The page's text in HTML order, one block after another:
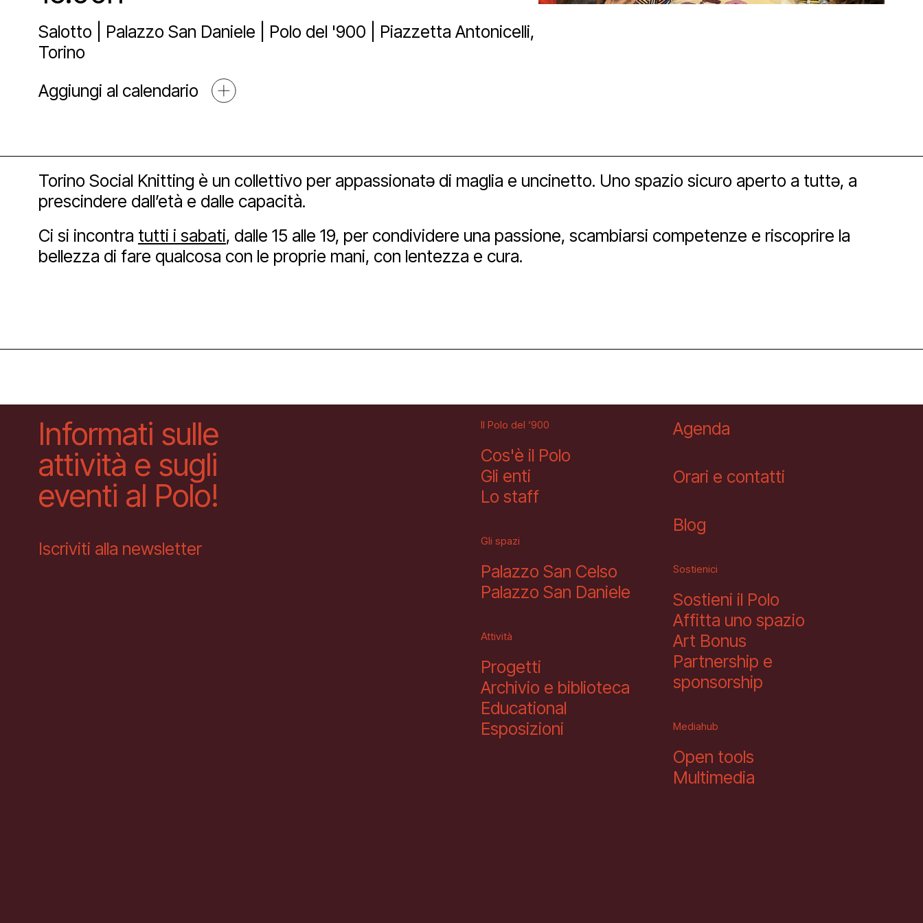
Lo staff
Palazzo San Daniele
Affitta uno spazio
Progetti
Archivio e biblioteca
Educational
Esposizioni
Sostienici
Sostieni il Polo
Art Bonus
Partnership e sponsorship
Agenda
Multimedia
Open tools
Blog
Salotto | Palazzo San Daniele | Polo del '900 | Piazzetta Antonicelli,
Torino
Aggiungi al calendario
Torino Social Knitting è un collettivo per appassionatə di maglia e uncinetto. Uno spazio sicuro aperto a tuttə, a
prescindere dall’età e dalle capacità.
Ci si incontra tutti i sabati, dalle 15 alle 19, per condividere una passione, scambiarsi competenze e riscoprire la
bellezza di fare qualcosa con le proprie mani, con lentezza e cura.
Informati sulle
attività e sugli
eventi al Polo!
Iscriviti alla newsletter
Il Polo del ‘900
Cos'è il Polo
Gli enti
Lo staff
Gli spazi
Palazzo San Celso
Palazzo San Daniele
Attività
Progetti
Archivio e biblioteca
Educational
Esposizioni
Agenda
Orari e contatti
Blog
Sostienici
Sostieni il Polo
Affitta uno spazio
Art Bonus
Partnership e
sponsorship
Mediahub
Open tools
Multimedia